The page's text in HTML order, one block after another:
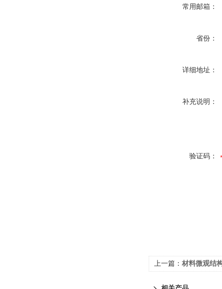
常用邮箱：
省份：
详细地址：
补充说明：
验证码：
上一篇： 材料微观结构表